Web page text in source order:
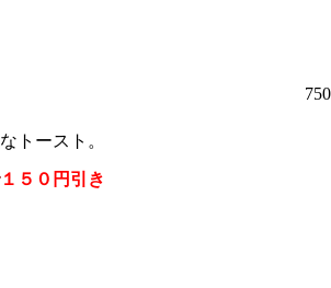
トースト。
１５０円引き